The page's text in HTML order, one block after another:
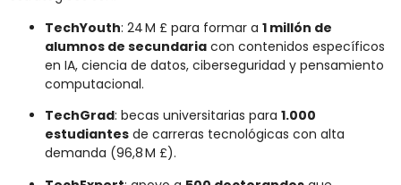
TechYouth: 24 M £ para formar a 1 millón de
alumnos de secundaria con contenidos específicos
en IA, ciencia de datos, ciberseguridad y pensamiento
computacional.
TechGrad: becas universitarias para 1.000
estudiantes de carreras tecnológicas con alta
demanda (96,8 M £).